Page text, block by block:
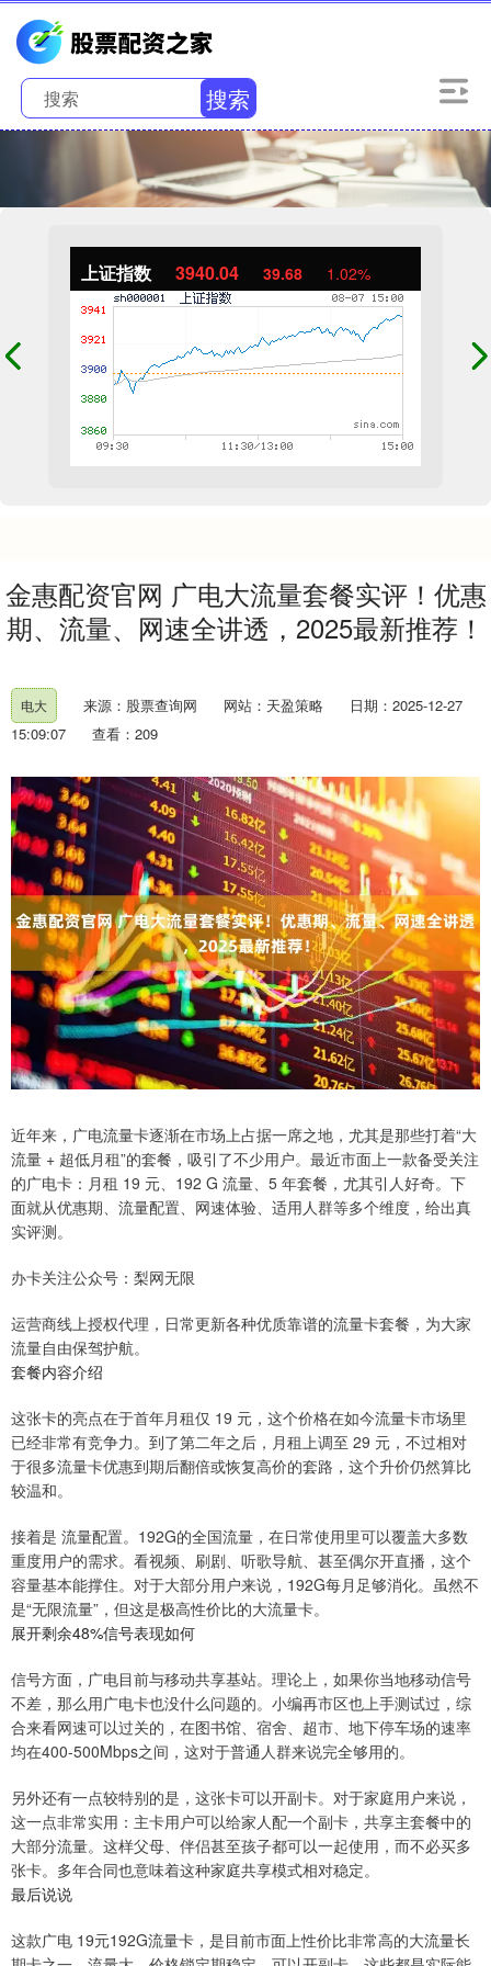
搜索
上证指数 3940.04 39.68 1.02%
金惠配资官网 广电大流量套餐实评！优惠
期、流量、网速全讲透，2025最新推荐！
电大 来源：股票查询网 网站：天盈策略
日期：2025-12-27
15:09:07
查看：209
近年来，广电流量卡逐渐在市场上占据一席之地，尤其是那些打着“大
流量 + 超低月租”的套餐，吸引了不少用户。最近市面上一款备受关注
的广电卡：月租 19 元、192 G 流量、5 年套餐，尤其引人好奇。下
面就从优惠期、流量配置、网速体验、适用人群等多个维度，给出真
实评测。
办卡关注公众号：梨网无限
运营商线上授权代理，日常更新各种优质靠谱的流量卡套餐，为大家
流量自由保驾护航。
套餐内容介绍
这张卡的亮点在于首年月租仅 19 元，这个价格在如今流量卡市场里
已经非常有竞争力。到了第二年之后，月租上调至 29 元，不过相对
于很多流量卡优惠到期后翻倍或恢复高价的套路，这个升价仍然算比
较温和。
接着是 流量配置。192G的全国流量，在日常使用里可以覆盖大多数
重度用户的需求。看视频、刷剧、听歌导航、甚至偶尔开直播，这个
容量基本能撑住。对于大部分用户来说，192G每月足够消化。虽然不
是“无限流量”，但这是极高性价比的大流量卡。
展开剩余48%信号表现如何
信号方面，广电目前与移动共享基站。理论上，如果你当地移动信号
不差，那么用广电卡也没什么问题的。小编再市区也上手测试过，综
合来看网速可以过关的，在图书馆、宿舍、超市、地下停车场的速率
均在400-500Mbps之间，这对于普通人群来说完全够用的。
另外还有一点较特别的是，这张卡可以开副卡。对于家庭用户来说，
这一点非常实用：主卡用户可以给家人配一个副卡，共享主套餐中的
大部分流量。这样父母、伴侣甚至孩子都可以一起使用，而不必买多
张卡。多年合同也意味着这种家庭共享模式相对稳定。
最后说说
这款广电 19元192G流量卡，是目前市面上性价比非常高的大流量长